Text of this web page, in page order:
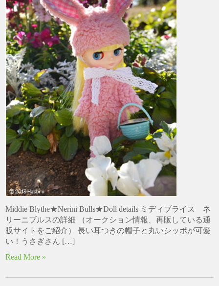
Middie Blythe★Nerini Bulls★Doll details ミディブライス ネ
リーニブルスの詳細 （オークション情報、再販している通
販サイトをご紹介） 長い耳つきの帽子と丸いシッポが可愛
い！うさぎさん […]
Read More »